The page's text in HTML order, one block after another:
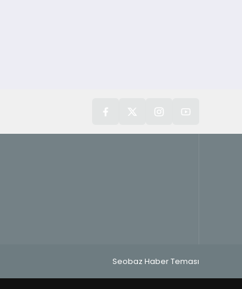
Seobaz Haber Teması